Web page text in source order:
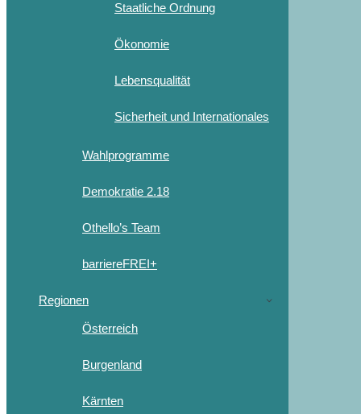
Staatliche Ordnung
Ökonomie
Lebensqualität
Sicherheit und Internationales
Wahlprogramme
Demokratie 2.18
Othello’s Team
barriereFREI+
Regionen
Österreich
Burgenland
Kärnten